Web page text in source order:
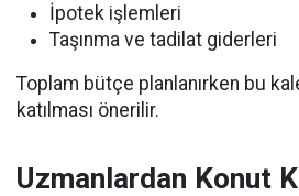
İpotek işlemleri
Taşınma ve tadilat giderleri
Toplam bütçe planlanırken bu
katılması önerilir.
Uzmanlardan Konut